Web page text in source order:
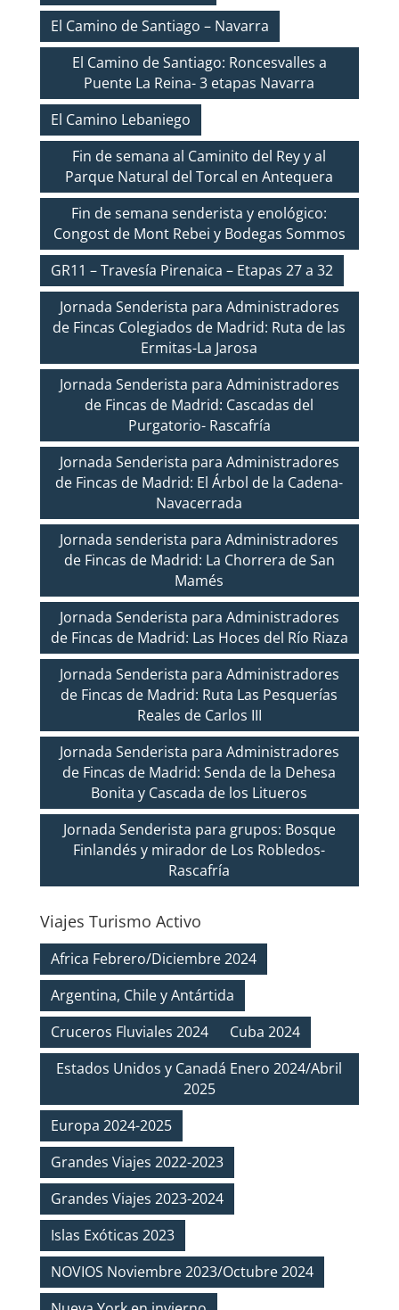
El Camino de Santiago – Navarra
El Camino de Santiago: Roncesvalles a
Puente La Reina- 3 etapas Navarra
El Camino Lebaniego
Fin de semana al Caminito del Rey y al
Parque Natural del Torcal en Antequera
Fin de semana senderista y enológico:
Congost de Mont Rebei y Bodegas Sommos
GR11 – Travesía Pirenaica – Etapas 27 a 32
Jornada Senderista para Administradores
de Fincas Colegiados de Madrid: Ruta de las
Ermitas-La Jarosa
Jornada Senderista para Administradores
de Fincas de Madrid: Cascadas del
Purgatorio- Rascafría
Jornada Senderista para Administradores
de Fincas de Madrid: El Árbol de la Cadena-
Navacerrada
Jornada senderista para Administradores
de Fincas de Madrid: La Chorrera de San
Mamés
Jornada Senderista para Administradores
de Fincas de Madrid: Las Hoces del Río Riaza
Jornada Senderista para Administradores
de Fincas de Madrid: Ruta Las Pesquerías
Reales de Carlos III
Jornada Senderista para Administradores
de Fincas de Madrid: Senda de la Dehesa
Bonita y Cascada de los Litueros
Jornada Senderista para grupos: Bosque
Finlandés y mirador de Los Robledos-
Rascafría
Viajes Turismo Activo
Africa Febrero/Diciembre 2024
Argentina, Chile y Antártida
Cruceros Fluviales 2024
Cuba 2024
Estados Unidos y Canadá Enero 2024/Abril
2025
Europa 2024-2025
Grandes Viajes 2022-2023
Grandes Viajes 2023-2024
Islas Exóticas 2023
NOVIOS Noviembre 2023/Octubre 2024